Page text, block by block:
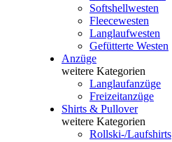
Softshellwesten
Fleecewesten
Langlaufwesten
Gefütterte Westen
Anzüge
weitere Kategorien
Langlaufanzüge
Freizeitanzüge
Shirts & Pullover
weitere Kategorien
Rollski-/Laufshirts